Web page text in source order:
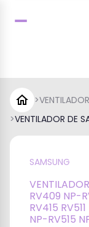
>
>VENTILADOR DE
SAMSUNG
RV409 NP-
RV415
NP-RV515